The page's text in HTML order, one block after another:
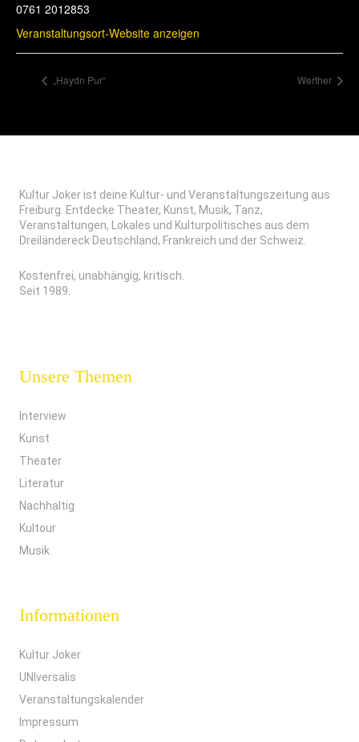
0761 2012853
Veranstaltungsort-Website anzeigen
„Haydn Pur“ Werther
Kultur Joker ist deine Kultur- und Veranstaltungszeitung aus
Freiburg. Entdecke Theater, Kunst, Musik, Tanz,
Veranstaltungen, Lokales und Kulturpolitisches aus dem
Dreiländereck Deutschland, Frankreich und der Schweiz.
Kostenfrei, unabhängig, kritisch.
Seit 1989.
Unsere Themen
Interview
Kunst
Theater
Literatur
Nachhaltig
Kultour
Musik
Informationen
Kultur Joker
UNIversalis
Veranstaltungskalender
Impressum